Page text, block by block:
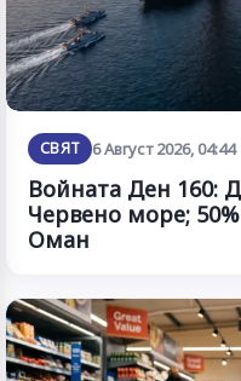
СВЯТ 6 Август 2026, 04:44
Войната Ден 160:
Червено море;
Оман